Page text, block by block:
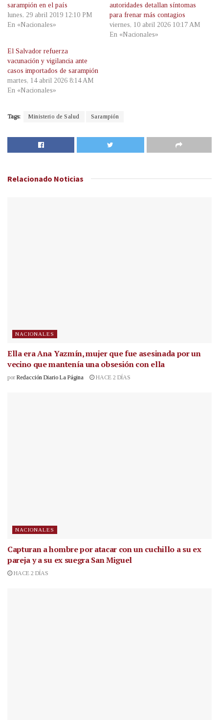
sarampión en el país
lunes, 29 abril 2019 12:10 PM
En «Nacionales»
autoridades detallan síntomas
para frenar más contagios
viernes, 10 abril 2026 10:17 AM
En «Nacionales»
El Salvador refuerza
vacunación y vigilancia ante
casos importados de sarampión
martes, 14 abril 2026 8:14 AM
En «Nacionales»
Tags: Ministerio de Salud Sarampión
Relacionado Noticias
NACIONALES
Ella era Ana Yazmín, mujer que fue asesinada por un
vecino que mantenía una obsesión con ella
por Redacción Diario La Página HACE 2 DÍAS
NACIONALES
Capturan a hombre por atacar con un cuchillo a su ex
pareja y a su ex suegra San Miguel
HACE 2 DÍAS